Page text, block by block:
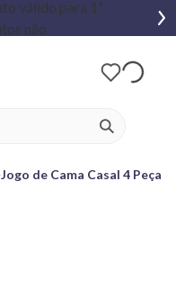
ver
Jogo de Cama Casal 4